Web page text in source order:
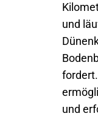
und
und